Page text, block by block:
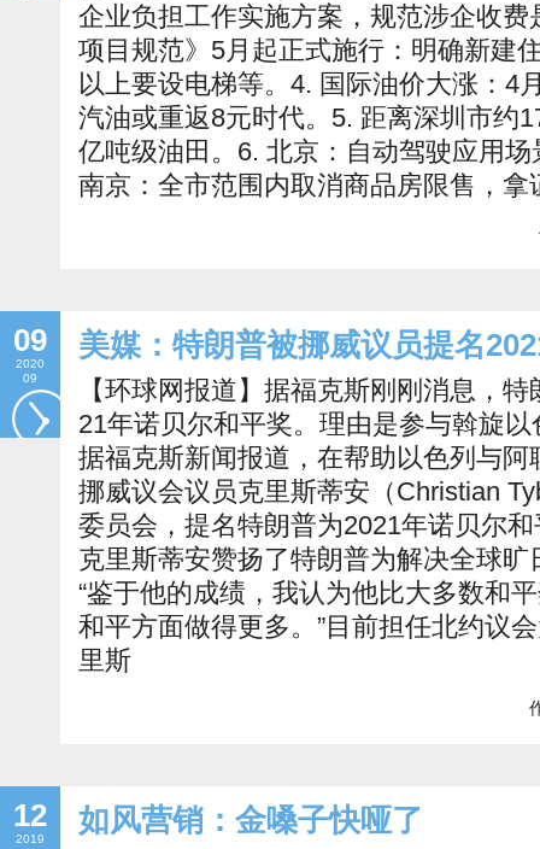
企业负担工作实施方案，规范涉企收
项目规范》5月起正式施行：明确新建
以上要设电梯等。4. 国际油价大涨：4
汽油或重返8元时代。5. 距离深圳市约
亿吨级油田。6. 北京：自动驾驶应用
南京：全市范围内取消商品房限售，拿
09
2020
09
美媒：特朗普被挪威议员提名
【环球网报道】据福克斯刚刚消息，
21年诺贝尔和平奖。理由是参与斡旋
据福克斯新闻报道，在帮助以色列与
挪威议会议员克里斯蒂安（Christian
委员会，提名特朗普为2021年诺贝尔
克里斯蒂安赞扬了特朗普为解决全球
“鉴于他的成绩，我认为他比大多数和
和平方面做得更多。”目前担任北约议
里斯
12
2019
如风营销：金嗓子快哑了